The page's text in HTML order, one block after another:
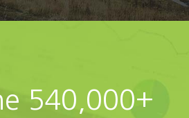
540,000+